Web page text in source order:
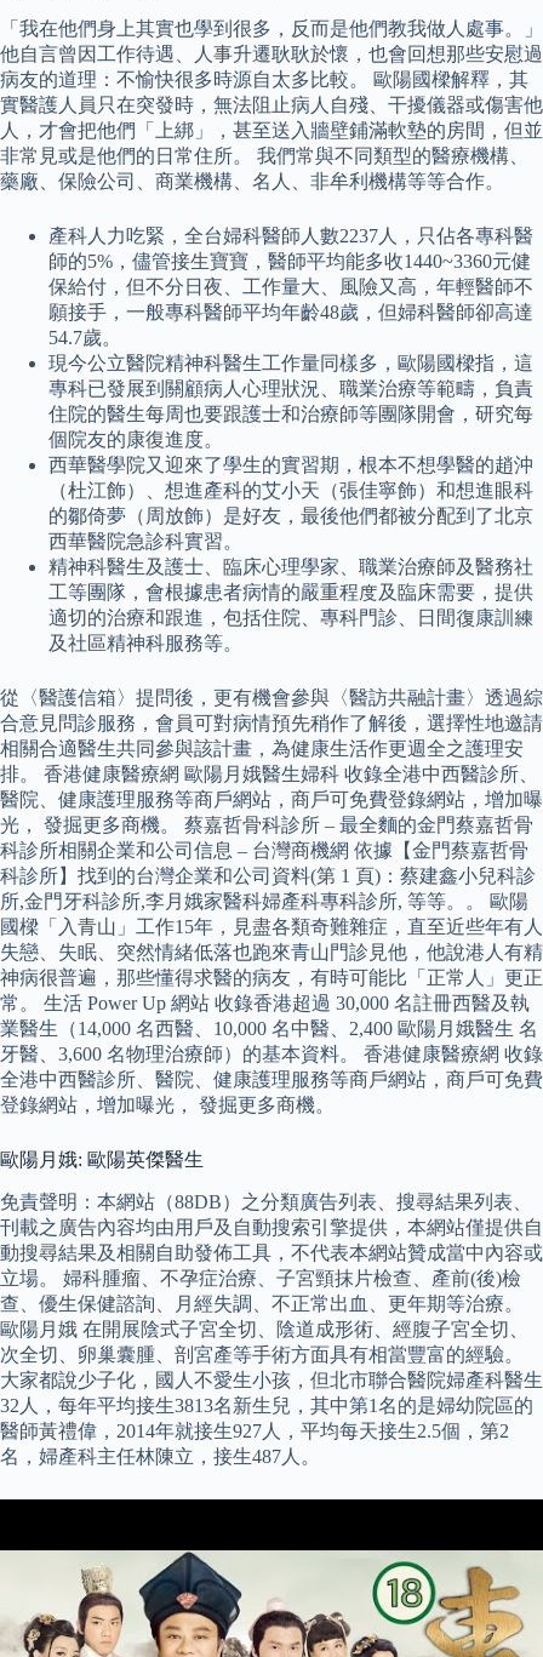
「我在他們身上其實也學到很多，反而是他們教我做人處事。」
他自言曾因工作待遇、人事升遷耿耿於懷，也會回想那些安慰過
病友的道理：不愉快很多時源自太多比較。 歐陽國樑解釋，其
實醫護人員只在突發時，無法阻止病人自殘、干擾儀器或傷害他
人，才會把他們「上綁」，甚至送入牆壁鋪滿軟墊的房間，但並
非常見或是他們的日常住所。 我們常與不同類型的醫療機構、
藥廠、保險公司、商業機構、名人、非牟利機構等等合作。
產科人力吃緊，全台婦科醫師人數2237人，只佔各專科醫
師的5%，儘管接生寶寶，醫師平均能多收1440~3360元健
保給付，但不分日夜、工作量大、風險又高，年輕醫師不
願接手，一般專科醫師平均年齡48歲，但婦科醫師卻高達
54.7歲。
現今公立醫院精神科醫生工作量同樣多，歐陽國樑指，這
專科已發展到關顧病人心理狀況、職業治療等範疇，負責
住院的醫生每周也要跟護士和治療師等團隊開會，研究每
個院友的康復進度。
西華醫學院又迎來了學生的實習期，根本不想學醫的趙沖
（杜江飾）、想進產科的艾小天（張佳寧飾）和想進眼科
的鄒倚夢（周放飾）是好友，最後他們都被分配到了北京
西華醫院急診科實習。
精神科醫生及護士、臨床心理學家、職業治療師及醫務社
工等團隊，會根據患者病情的嚴重程度及臨床需要，提供
適切的治療和跟進，包括住院、專科門診、日間復康訓練
及社區精神科服務等。
從〈醫護信箱〉提問後，更有機會參與〈醫訪共融計畫〉透過綜
合意見問診服務，會員可對病情預先稍作了解後，選擇性地邀請
相關合適醫生共同參與該計畫，為健康生活作更週全之護理安
排。 香港健康醫療網 歐陽月娥醫生婦科 收錄全港中西醫診所、
醫院、健康護理服務等商戶網站，商戶可免費登錄網站，增加曝
光， 發掘更多商機。 蔡嘉哲骨科診所 – 最全麵的金門蔡嘉哲骨
科診所相關企業和公司信息 – 台灣商機網 依據【金門蔡嘉哲骨
科診所】找到的台灣企業和公司資料(第 1 頁)：蔡建鑫小兒科診
所,金門牙科診所,李月娥家醫科婦產科專科診所, 等等。。 歐陽
國樑「入青山」工作15年，見盡各類奇難雜症，直至近些年有人
失戀、失眠、突然情緒低落也跑來青山門診見他，他說港人有精
神病很普遍，那些懂得求醫的病友，有時可能比「正常人」更正
常。 生活 Power Up 網站 收錄香港超過 30,000 名註冊西醫及執
業醫生（14,000 名西醫、10,000 名中醫、2,400 歐陽月娥醫生 名
牙醫、3,600 名物理治療師）的基本資料。 香港健康醫療網 收錄
全港中西醫診所、醫院、健康護理服務等商戶網站，商戶可免費
登錄網站，增加曝光， 發掘更多商機。
歐陽月娥: 歐陽英傑醫生
免責聲明：本網站（88DB）之分類廣告列表、搜尋結果列表、
刊載之廣告內容均由用戶及自動搜索引擎提供，本網站僅提供自
動搜尋結果及相關自助發佈工具，不代表本網站贊成當中內容或
立場。 婦科腫瘤、不孕症治療、子宮頸抹片檢查、產前(後)檢
查、優生保健諮詢、月經失調、不正常出血、更年期等治療。
歐陽月娥 在開展陰式子宮全切、陰道成形術、經腹子宮全切、
次全切、卵巢囊腫、剖宮產等手術方面具有相當豐富的經驗。
大家都說少子化，國人不愛生小孩，但北市聯合醫院婦產科醫生
32人，每年平均接生3813名新生兒，其中第1名的是婦幼院區的
醫師黃禮偉，2014年就接生927人，平均每天接生2.5個，第2
名，婦產科主任林陳立，接生487人。